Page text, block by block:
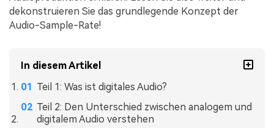
dekonstruieren Sie das grundlegende Konzept der
Audio-Sample-Rate!
In diesem Artikel
Teil 1: Was ist digitales Audio?
Teil 2: Den Unterschied zwischen analogem und
digitalem Audio verstehen